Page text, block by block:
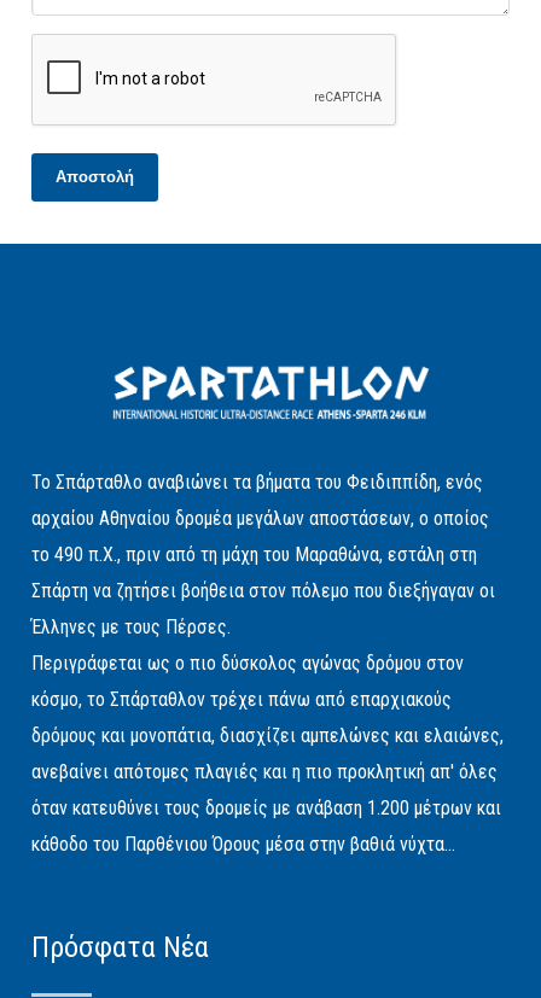
Αποστολή
Το Σπάρταθλο αναβιώνει τα βήματα του Φειδιππίδη, ενός
αρχαίου Αθηναίου δρομέα μεγάλων αποστάσεων, ο οποίος
το 490 π.Χ., πριν από τη μάχη του Μαραθώνα, εστάλη στη
Σπάρτη να ζητήσει βοήθεια στον πόλεμο που διεξήγαγαν οι
Έλληνες με τους Πέρσες.
Περιγράφεται ως ο πιο δύσκολος αγώνας δρόμου στον
κόσμο, το Σπάρταθλον τρέχει πάνω από επαρχιακούς
δρόμους και μονοπάτια, διασχίζει αμπελώνες και ελαιώνες,
ανεβαίνει απότομες πλαγιές και η πιο προκλητική απ' όλες
όταν κατευθύνει τους δρομείς με ανάβαση 1.200 μέτρων και
κάθοδο του Παρθένιου Όρους μέσα στην βαθιά νύχτα...
Πρόσφατα Νέα